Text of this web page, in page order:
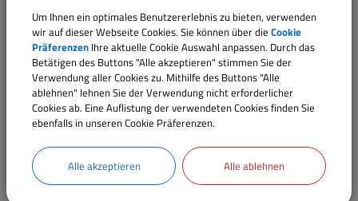
Um Ihnen ein optimales Benutzererlebnis zu bieten, verwenden
wir auf dieser Webseite Cookies. Sie können über die Cookie
Präferenzen Ihre aktuelle Cookie Auswahl anpassen. Durch das
Betätigen des Buttons "Alle akzeptieren" stimmen Sie der
Verwendung aller Cookies zu. Mithilfe des Buttons "Alle
ablehnen" lehnen Sie der Verwendung nicht erforderlicher
Cookies ab. Eine Auflistung der verwendeten Cookies finden Sie
ebenfalls in unseren Cookie Präferenzen.
Alle akzeptieren Alle ablehnen